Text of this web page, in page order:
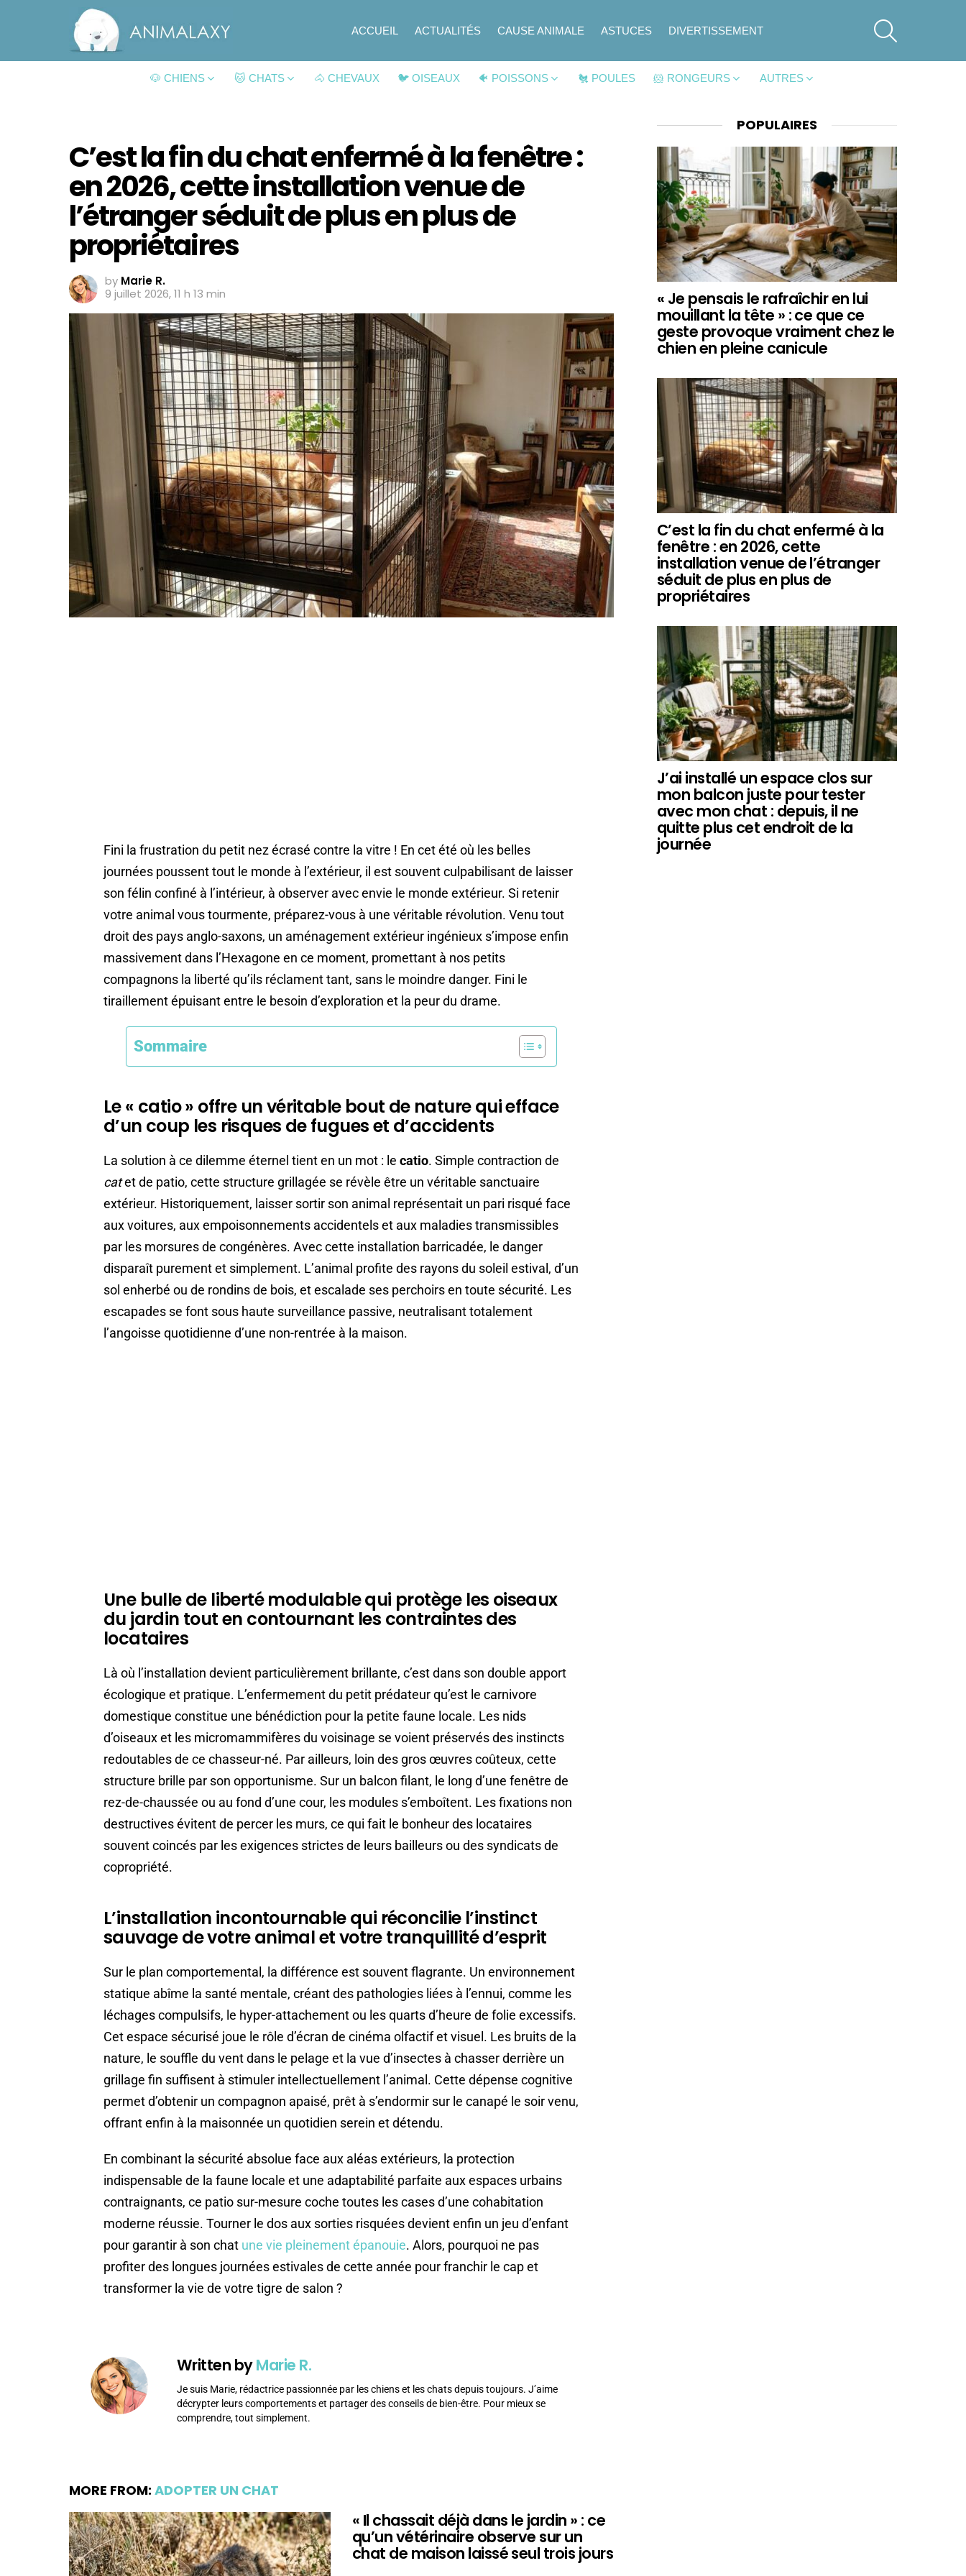
ACCUEIL ACTUALITÉS CAUSE ANIMALE ASTUCES DIVERTISSEMENT
🐶 CHIENS 🐱 CHATS 🐴 CHEVAUX 🐦 OISEAUX 🐠 POISSONS 🐔 POULES 🐹 RONGEURS AUTRES
C’est la fin du chat enfermé à la fenêtre :
en 2026, cette installation venue de
l’étranger séduit de plus en plus de
propriétaires
by Marie R.
9 juillet 2026, 11 h 13 min
Fini la frustration du petit nez écrasé contre la vitre ! En cet été où les belles
journées poussent tout le monde à l’extérieur, il est souvent culpabilisant de laisser
son félin confiné à l’intérieur, à observer avec envie le monde extérieur. Si retenir
votre animal vous tourmente, préparez-vous à une véritable révolution. Venu tout
droit des pays anglo-saxons, un aménagement extérieur ingénieux s’impose enfin
massivement dans l’Hexagone en ce moment, promettant à nos petits
compagnons la liberté qu’ils réclament tant, sans le moindre danger. Fini le
tiraillement épuisant entre le besoin d’exploration et la peur du drame.
Sommaire
Le « catio » offre un véritable bout de nature qui efface
d’un coup les risques de fugues et d’accidents
La solution à ce dilemme éternel tient en un mot : le catio. Simple contraction de
catet de patio, cette structure grillagée se révèle être un véritable sanctuaire
extérieur. Historiquement, laisser sortir son animal représentait un pari risqué face
aux voitures, aux empoisonnements accidentels et aux maladies transmissibles
par les morsures de congénères. Avec cette installation barricadée, le danger
disparaît purement et simplement. L’animal profite des rayons du soleil estival, d’un
sol enherbé ou de rondins de bois, et escalade ses perchoirs en toute sécurité. Les
escapades se font sous haute surveillance passive, neutralisant totalement
l’angoisse quotidienne d’une non-rentrée à la maison.
Une bulle de liberté modulable qui protège les oiseaux
du jardin tout en contournant les contraintes des
locataires
Là où l’installation devient particulièrement brillante, c’est dans son double apport
écologique et pratique. L’enfermement du petit prédateur qu’est le carnivore
domestique constitue une bénédiction pour la petite faune locale. Les nids
d’oiseaux et les micromammifères du voisinage se voient préservés des instincts
redoutables de ce chasseur-né. Par ailleurs, loin des gros œuvres coûteux, cette
structure brille par son opportunisme. Sur un balcon filant, le long d’une fenêtre de
rez-de-chaussée ou au fond d’une cour, les modules s’emboîtent. Les fixations non
destructives évitent de percer les murs, ce qui fait le bonheur des locataires
souvent coincés par les exigences strictes de leurs bailleurs ou des syndicats de
copropriété.
L’installation incontournable qui réconcilie l’instinct
sauvage de votre animal et votre tranquillité d’esprit
Sur le plan comportemental, la différence est souvent flagrante. Un environnement
statique abîme la santé mentale, créant des pathologies liées à l’ennui, comme les
léchages compulsifs, le hyper-attachement ou les quarts d’heure de folie excessifs.
Cet espace sécurisé joue le rôle d’écran de cinéma olfactif et visuel. Les bruits de la
nature, le souffle du vent dans le pelage et la vue d’insectes à chasser derrière un
grillage fin suffisent à stimuler intellectuellement l’animal. Cette dépense cognitive
permet d’obtenir un compagnon apaisé, prêt à s’endormir sur le canapé le soir venu,
offrant enfin à la maisonnée un quotidien serein et détendu.
En combinant la sécurité absolue face aux aléas extérieurs, la protection
indispensable de la faune locale et une adaptabilité parfaite aux espaces urbains
contraignants, ce patio sur-mesure coche toutes les cases d’une cohabitation
moderne réussie. Tourner le dos aux sorties risquées devient enfin un jeu d’enfant
pour garantir à son chat une vie pleinement épanouie. Alors, pourquoi ne pas
profiter des longues journées estivales de cette année pour franchir le cap et
transformer la vie de votre tigre de salon ?
Written byMarie R.
Je suis Marie, rédactrice passionnée par les chiens et les chats depuis toujours. J’aime
décrypter leurs comportements et partager des conseils de bien-être. Pour mieux se
comprendre, tout simplement.
MORE FROM: ADOPTER UN CHAT
« Il chassait déjà dans le jardin » : ce
qu’un vétérinaire observe sur un
chat de maison laissé seul trois jours
POPULAIRES
« Je pensais le rafraîchir en lui
mouillant la tête » : ce que ce
geste provoque vraiment chez le
chien en pleine canicule
C’est la fin du chat enfermé à la
fenêtre : en 2026, cette
installation venue de l’étranger
séduit de plus en plus de
propriétaires
J’ai installé un espace clos sur
mon balcon juste pour tester
avec mon chat : depuis, il ne
quitte plus cet endroit de la
journée